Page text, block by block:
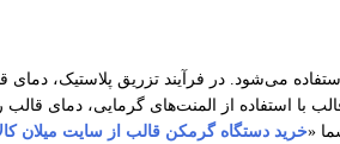
می‌شود. در فرآیند تزریق پلاستیک،
استفاده از المنت‌های گرمایی، دمای قالب
«خرید دستگاه گرمکن قالب از سایت میلان